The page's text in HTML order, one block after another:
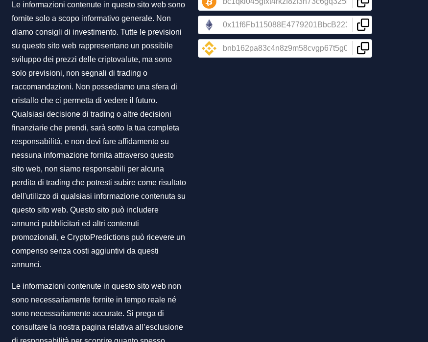
Le informazioni contenute in questo sito web sono
fornite solo a scopo informativo generale. Non
diamo consigli di investimento. Tutte le previsioni
su questo sito web rappresentano un possibile
sviluppo dei prezzi delle criptovalute, ma sono
solo previsioni, non segnali di trading o
raccomandazioni. Non possediamo una sfera di
cristallo che ci permetta di vedere il futuro.
Qualsiasi decisione di trading o altre decisioni
finanziarie che prendi, sarà sotto la tua completa
responsabilità, e non devi fare affidamento su
nessuna informazione fornita attraverso questo
sito web, non siamo responsabili per alcuna
perdita di trading che potresti subire come risultato
dell'utilizzo di qualsiasi informazione contenuta su
questo sito web. Questo sito può includere
annunci pubblicitari ed altri contenuti
promozionali, e CryptoPredictions può ricevere un
compenso senza costi aggiuntivi da questi
annunci.
Le informazioni contenute in questo sito web non
sono necessariamente fornite in tempo reale né
sono necessariamente accurate. Si prega di
consultare la nostra pagina relativa all’esclusione